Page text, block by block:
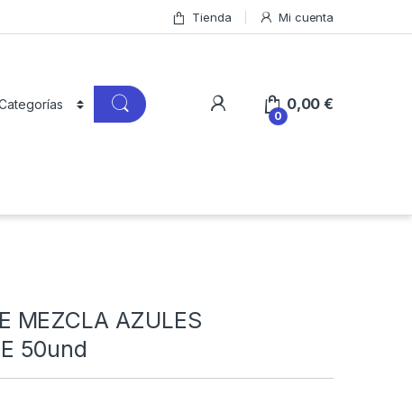
Tienda Mi cuenta
0
0,00€
MEZCLA AZULES
50und